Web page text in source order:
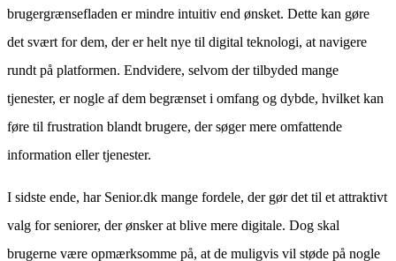
brugergrænsefladen er mindre intuitiv end ønsket. Dette kan gøre
det svært for dem, der er helt nye til digital teknologi, at navigere
rundt på platformen. Endvidere, selvom der tilbyded mange
tjenester, er nogle af dem begrænset i omfang og dybde, hvilket kan
føre til frustration blandt brugere, der søger mere omfattende
information eller tjenester.
I sidste ende, har Senior.dk mange fordele, der gør det til et attraktivt
valg for seniorer, der ønsker at blive mere digitale. Dog skal
brugerne være opmærksomme på, at de muligvis vil støde på nogle